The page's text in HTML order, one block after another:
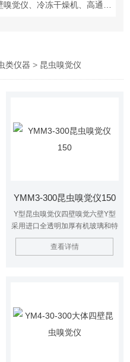
类仪器 > 昆虫嗅觉仪
YMM3-300昆虫嗅觉仪150
Y型昆虫嗅觉仪四壁嗅觉六壁Y型
采用进口全透明加厚有机玻璃和特
富龙材料制作，一次成型密封性能
好，可定做多个抽气孔，或定做多
查看详情